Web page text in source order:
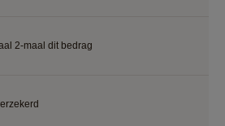
2-maal dit bedrag